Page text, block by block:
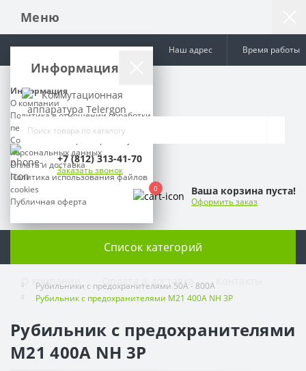
Меню
Информация
Информация
О компании
Политика в отношении обработки
персональных данных
Согласие на сбор и обработку
персональных данных
Оплата и доставка
Политика использования файлов
cookies
Публичная оферта
Наш адрес Время работы
+7 (812) 313-41-70
Заказать звонок
0 Ваша корзина пуста!
Оформить заказ
Список категорий
О компании Оплата и доставка
Рубильники с предохранителями 50A - 800A
Рубильник с предохранителями M21 400A NH 3P
Рубильник с предохранителями
M21 400A NH 3P